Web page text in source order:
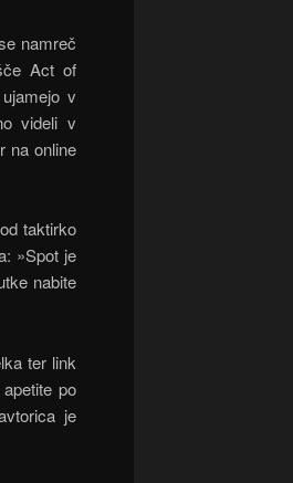
namreč
Act of
v
videli v
na online
taktirko
»Spot je
nabite
ter link
po
je